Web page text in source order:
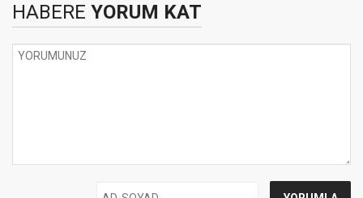
HABERE YORUM KAT